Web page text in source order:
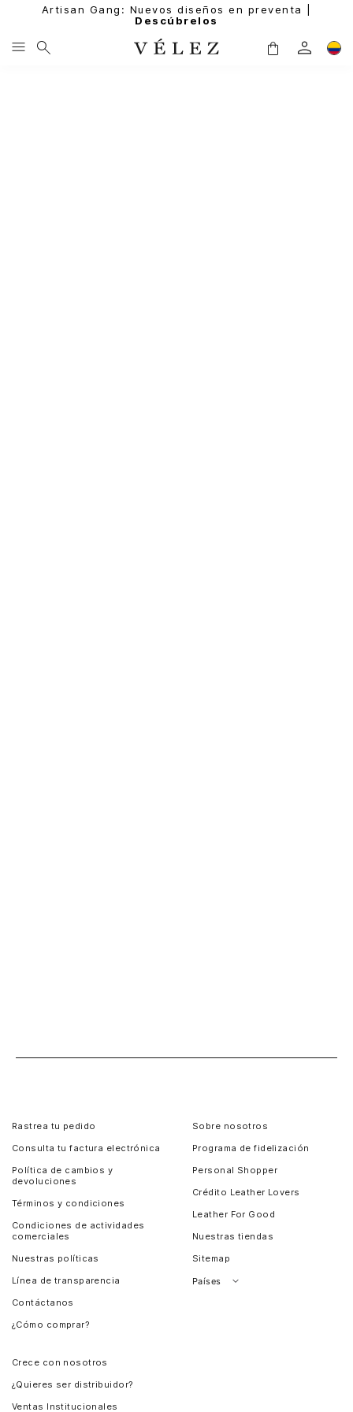
Artisan Gang: Nuevos diseños en preventa |
Descúbrelos
Rastrea tu pedido
Consulta tu factura electrónica
Política de cambios y
devoluciones
Términos y condiciones
Condiciones de actividades
comerciales
Nuestras políticas
Línea de transparencia
Contáctanos
¿Cómo comprar?
Sobre nosotros
Programa de fidelización
Personal Shopper
Crédito Leather Lovers
Leather For Good
Nuestras tiendas
Sitemap
Países
Crece con nosotros
¿Quieres ser distribuidor?
Ventas Institucionales